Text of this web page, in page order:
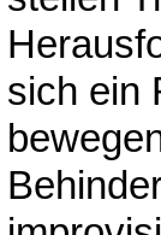
sich ein